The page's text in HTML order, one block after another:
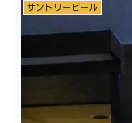
サントリービール